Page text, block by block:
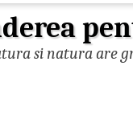
si natura are